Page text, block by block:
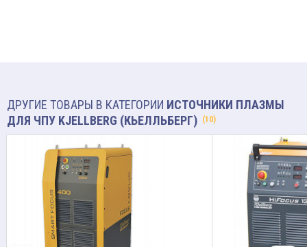
ДРУГИЕ ТОВАРЫ В КАТЕГОРИИ ИСТОЧНИКИ ПЛАЗМЫ
ДЛЯ ЧПУ KJELLBERG (КЬЕЛЛЬБЕРГ) (10)